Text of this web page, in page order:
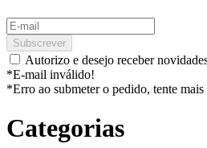
Subscrever
Autorizo e desejo receber
*E-mail inválido!
*Erro ao submeter o pedido, tente mais
Categorias